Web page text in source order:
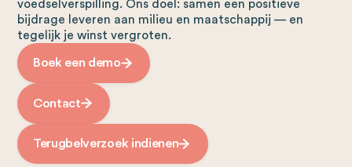
voedselverspilling. Ons doel: samen een positieve
bijdrage leveren aan milieu en maatschappij — en
tegelijk je winst vergroten.
Boek een demo
Contact
Terugbelverzoek indienen